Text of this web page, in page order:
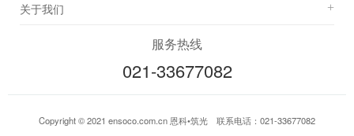
关于我们 +
服务热线
021-33677082
Copyright © 2021 ensoco.com.cn 恩科•筑光 联系电话：021-33677082